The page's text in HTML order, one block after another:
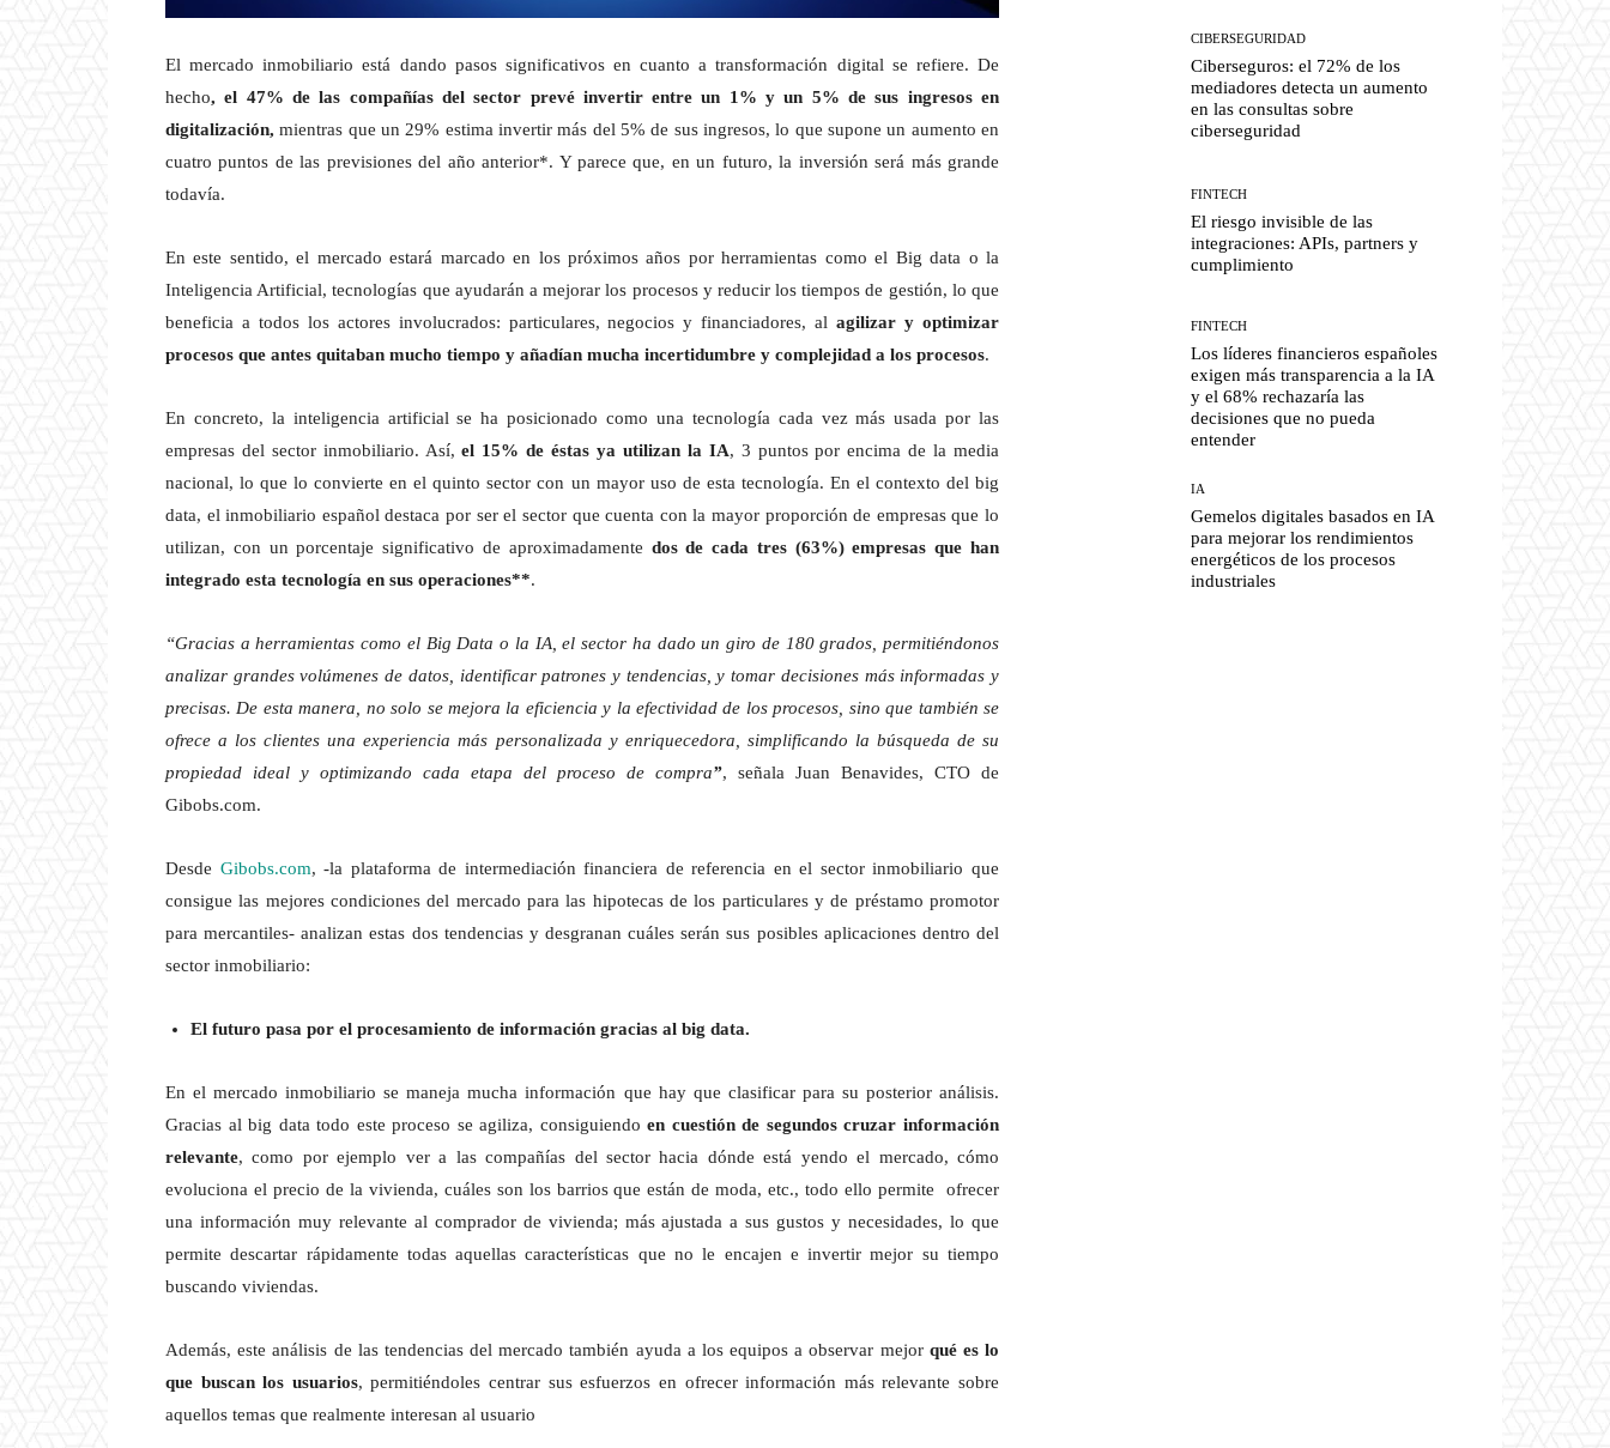
El mercado inmobiliario está dando pasos significativos en cuanto a transformación digital se refiere. De
hecho, el 47% de las compañías del sector prevé invertir entre un 1% y un 5% de sus ingresos en
digitalización, mientras que un 29% estima invertir más del 5% de sus ingresos, lo que supone un aumento en
cuatro puntos de las previsiones del año anterior*. Y parece que, en un futuro, la inversión será más grande
todavía.
En este sentido, el mercado estará marcado en los próximos años por herramientas como el Big data o la
Inteligencia Artificial, tecnologías que ayudarán a mejorar los procesos y reducir los tiempos de gestión, lo que
beneficia a todos los actores involucrados: particulares, negocios y financiadores, alagilizar y optimizar
procesos que antes quitaban mucho tiempo y añadían mucha incertidumbre y complejidad a los procesos.
En concreto, la inteligencia artificial se ha posicionado como una tecnología cada vez más usada por las
empresas del sector inmobiliario. Así,el 15% de éstas ya utilizan la IA, 3 puntos por encima de la media
nacional, lo que lo convierte en el quinto sector con un mayor uso de esta tecnología. En el contexto del big
data, el inmobiliario español destaca por ser el sector que cuenta con la mayor proporción de empresas que lo
utilizan, con un porcentaje significativo de aproximadamente dos de cada tres (63%) empresas que han
integrado esta tecnología en sus operaciones**.
“Gracias a herramientas como el Big Data o la IA, el sector ha dado un giro de 180 grados, permitiéndonos
analizar grandes volúmenes de datos, identificar patrones y tendencias, y tomar decisiones más informadas y
precisas. De esta manera, no solo se mejora la eficiencia y la efectividad de los procesos, sino que también se
ofrece a los clientes una experiencia más personalizada y enriquecedora, simplificando la búsqueda de su
propiedad ideal y optimizando cada etapa del proceso de compra”, señala Juan Benavides, CTO de
Gibobs.com.
Desde Gibobs.com, -la plataforma de intermediación financiera de referencia en el sector inmobiliario que
consigue las mejores condiciones del mercado para las hipotecas de los particulares y de préstamo promotor
para mercantiles- analizan estas dos tendencias y desgranan cuáles serán sus posibles aplicaciones dentro del
sector inmobiliario:
El futuro pasa por el procesamiento de información gracias al big data.
En el mercado inmobiliario se maneja mucha información que hay que clasificar para su posterior análisis.
Gracias al big data todo este proceso se agiliza, consiguiendoen cuestión de segundos cruzar información
relevante, como por ejemplo ver a las compañías del sector hacia dónde está yendo el mercado, cómo
evoluciona el precio de la vivienda, cuáles son los barrios que están de moda, etc., todo ello permite ofrecer
una información muy relevante al comprador de vivienda; más ajustada a sus gustos y necesidades, lo que
permite descartar rápidamente todas aquellas características que no le encajen e invertir mejor su tiempo
buscando viviendas.
Además, este análisis de las tendencias del mercado también ayuda a los equipos a observar mejor qué es lo
que buscan los usuarios, permitiéndoles centrar sus esfuerzos en ofrecer información más relevante sobre
aquellos temas que realmente interesan al usuario
CIBERSEGURIDAD
Ciberseguros: el 72% de los
mediadores detecta un aumento
en las consultas sobre
ciberseguridad
FINTECH
El riesgo invisible de las
integraciones: APIs, partners y
cumplimiento
FINTECH
Los líderes financieros españoles
exigen más transparencia a la IA
y el 68% rechazaría las
decisiones que no pueda
entender
IA
Gemelos digitales basados en IA
para mejorar los rendimientos
energéticos de los procesos
industriales